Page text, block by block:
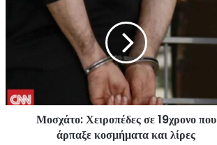
Μοσχάτο: Χειροπέδες σε 19χρονο που
άρπαξε κοσμήματα και λίρες